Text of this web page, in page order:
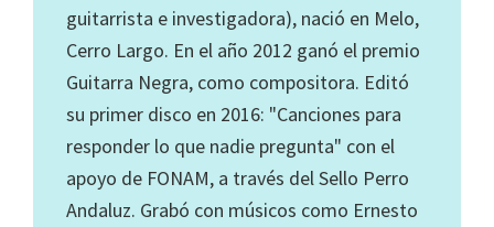
guitarrista e investigadora), nació en Melo,
Cerro Largo. En el año 2012 ganó el premio
Guitarra Negra, como compositora. Editó
su primer disco en 2016: "Canciones para
responder lo que nadie pregunta" con el
apoyo de FONAM, a través del Sello Perro
Andaluz. Grabó con músicos como Ernesto